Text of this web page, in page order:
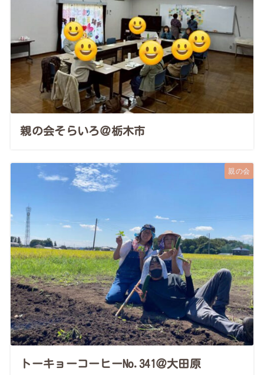
親の会そらいろ＠栃木市
親の会
トーキョーコーヒーNo.341＠大田原